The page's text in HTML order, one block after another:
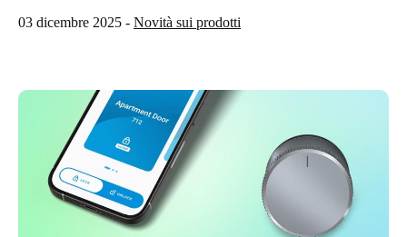
Germany
FrançaisItaliano
United Kingdom
English
03 dicembre 2025 - Novità sui prodotti